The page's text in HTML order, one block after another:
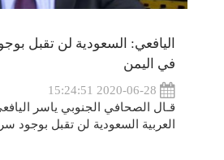
اليافعي: السعودية لن تقبل
في اليمن
قـال الصحافي الجنوبي ياسر
العربية السعودية لن تقبل بوجود